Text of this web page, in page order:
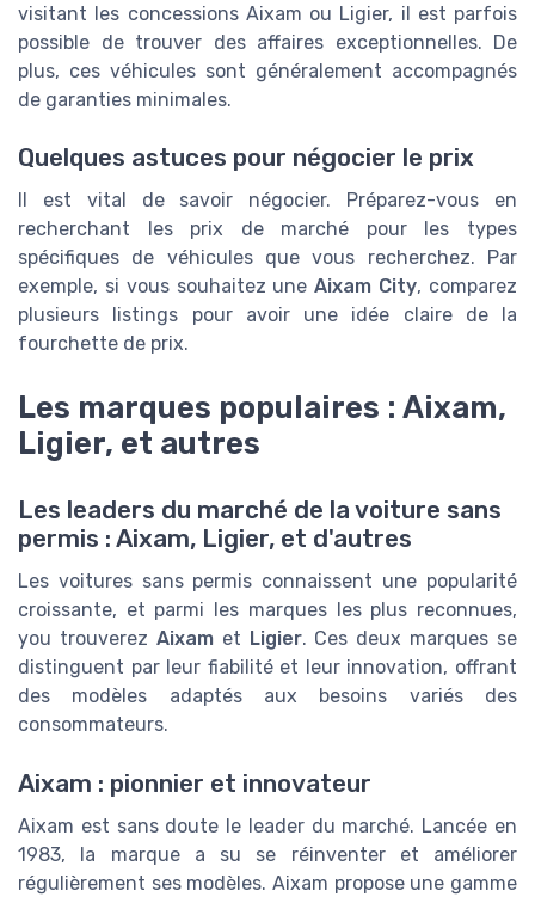
visitant les concessions Aixam ou Ligier, il est parfois
possible de trouver des affaires exceptionnelles. De
plus, ces véhicules sont généralement accompagnés
de garanties minimales.
Quelques astuces pour négocier le prix
Il est vital de savoir négocier. Préparez-vous en
recherchant les prix de marché pour les types
spécifiques de véhicules que vous recherchez. Par
exemple, si vous souhaitez uneAixam City, comparez
plusieurs listings pour avoir une idée claire de la
fourchette de prix.
Les marques populaires : Aixam,
Ligier, et autres
Les leaders du marché de la voiture sans
permis : Aixam, Ligier, et d'autres
Les voitures sans permis connaissent une popularité
croissante, et parmi les marques les plus reconnues,
you trouverez Aixamet Ligier. Ces deux marques se
distinguent par leur fiabilité et leur innovation, offrant
des modèles adaptés aux besoins variés des
consommateurs.
Aixam : pionnier et innovateur
Aixam est sans doute le leader du marché. Lancée en
1983, la marque a su se réinventer et améliorer
régulièrement ses modèles. Aixam propose une gamme